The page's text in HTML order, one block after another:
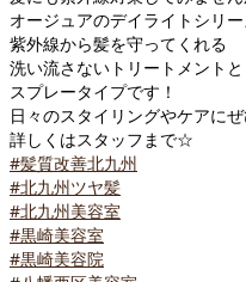
オージュアのデイライトシリ
紫外線から髪を守ってくれる
洗い流さないトリートメントと
スプレータイプです！
日々のスタイリングやケアに
詳しくはスタッフまで☆
#髪質改善北九州
#北九州ツヤ髪
#北九州美容室
#黒崎美容室
#黒崎美容院